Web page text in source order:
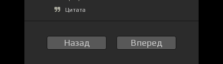
Цитата
Назад Вперед